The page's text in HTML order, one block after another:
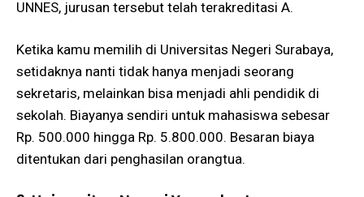
UNNES, jurusan tersebut telah terakreditasi A.
Ketika kamu memilih di Universitas Negeri Surabaya,
setidaknya nanti tidak hanya menjadi seorang
sekretaris, melainkan bisa menjadi ahli pendidik di
sekolah. Biayanya sendiri untuk mahasiswa sebesar
Rp. 500.000 hingga Rp. 5.800.000. Besaran biaya
ditentukan dari penghasilan orangtua.